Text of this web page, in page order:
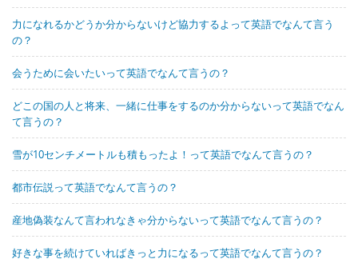
力になれるかどうか分からないけど協力するよって英語でなんて言う
の？
会うために会いたいって英語でなんて言うの？
どこの国の人と将来、一緒に仕事をするのか分からないって英語でなん
て言うの？
雪が10センチメートルも積もったよ！って英語でなんて言うの？
都市伝説って英語でなんて言うの？
産地偽装なんて言われなきゃ分からないって英語でなんて言うの？
好きな事を続けていればきっと力になるって英語でなんて言うの？